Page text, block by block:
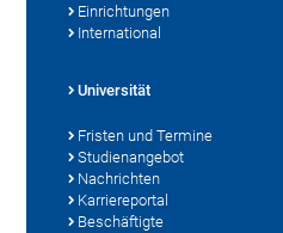
Einrichtungen
International
Universität
Fristen und Termine
Studienangebot
Nachrichten
Karriereportal
Beschäftigte